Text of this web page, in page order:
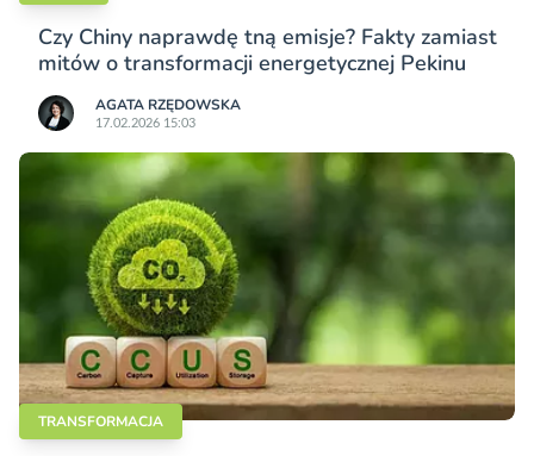
Czy Chiny naprawdę tną emisje? Fakty zamiast
mitów o transformacji energetycznej Pekinu
AGATA RZĘDOWSKA
17.02.2026 15:03
TRANSFORMACJA